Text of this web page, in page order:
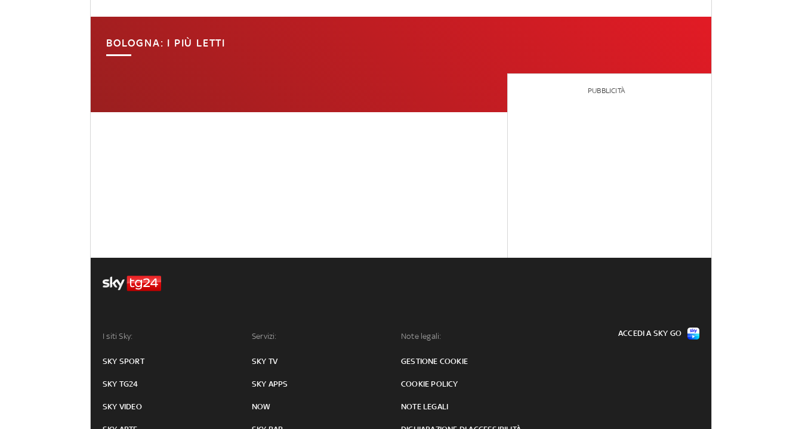
BOLOGNA: I PIÙ LETTI
PUBBLICITÀ
I siti Sky:
SKY SPORT
SKY TG24
SKY VIDEO
Servizi:
SKY TV
SKY APPS
NOW
Note legali:
GESTIONE COOKIE
COOKIE POLICY
NOTE LEGALI
ACCEDI A SKY GO